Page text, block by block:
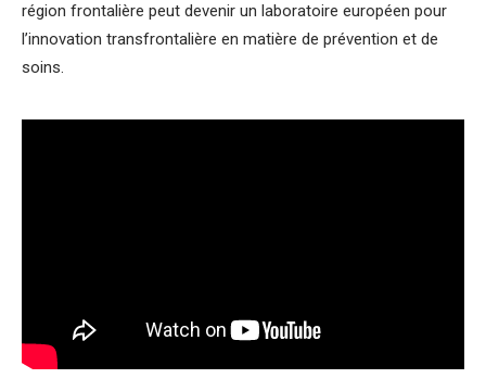
région frontalière peut devenir un laboratoire européen pour
l’innovation transfrontalière en matière de prévention et de
soins.